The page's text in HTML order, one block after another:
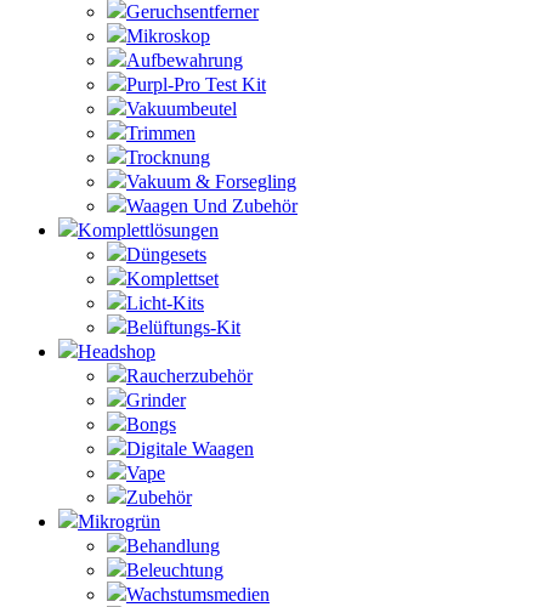
Geruchsentferner
Mikroskop
Aufbewahrung
Purpl-Pro Test Kit
Vakuumbeutel
Trimmen
Trocknung
Vakuum & Forsegling
Waagen Und Zubehör
Komplettlösungen
Düngesets
Komplettset
Licht-Kits
Belüftungs-Kit
Headshop
Raucherzubehör
Grinder
Bongs
Digitale Waagen
Vape
Zubehör
Mikrogrün
Behandlung
Beleuchtung
Wachstumsmedien